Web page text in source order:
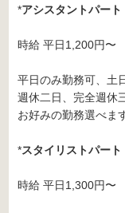
*アシスタントパート
時給 平日1,200円〜
平日のみ勤務可、土
週休二日、完全週休
お好みの勤務選べま
*スタイリストパート
時給 平日1,300円